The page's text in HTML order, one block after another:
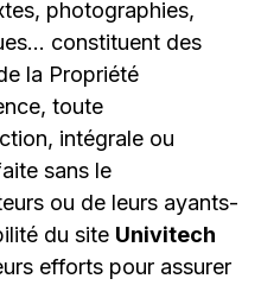
photographies,
constituent des
la Propriété
toute
intégrale ou
sans le
ou de leurs ayants-
du site Univitech
efforts pour assurer